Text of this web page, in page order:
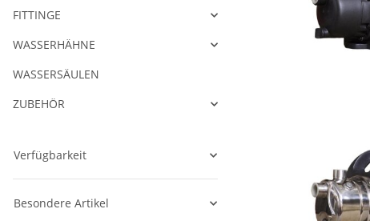
FITTINGE
WASSERHÄHNE
WASSERSÄULEN
ZUBEHÖR
Verfügbarkeit
Besondere Artikel